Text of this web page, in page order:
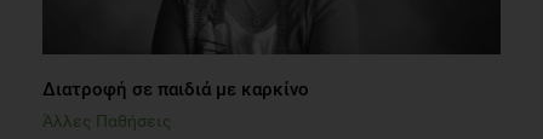
Διατροφή σε παιδιά με καρκίνο
Άλλες Παθήσεις